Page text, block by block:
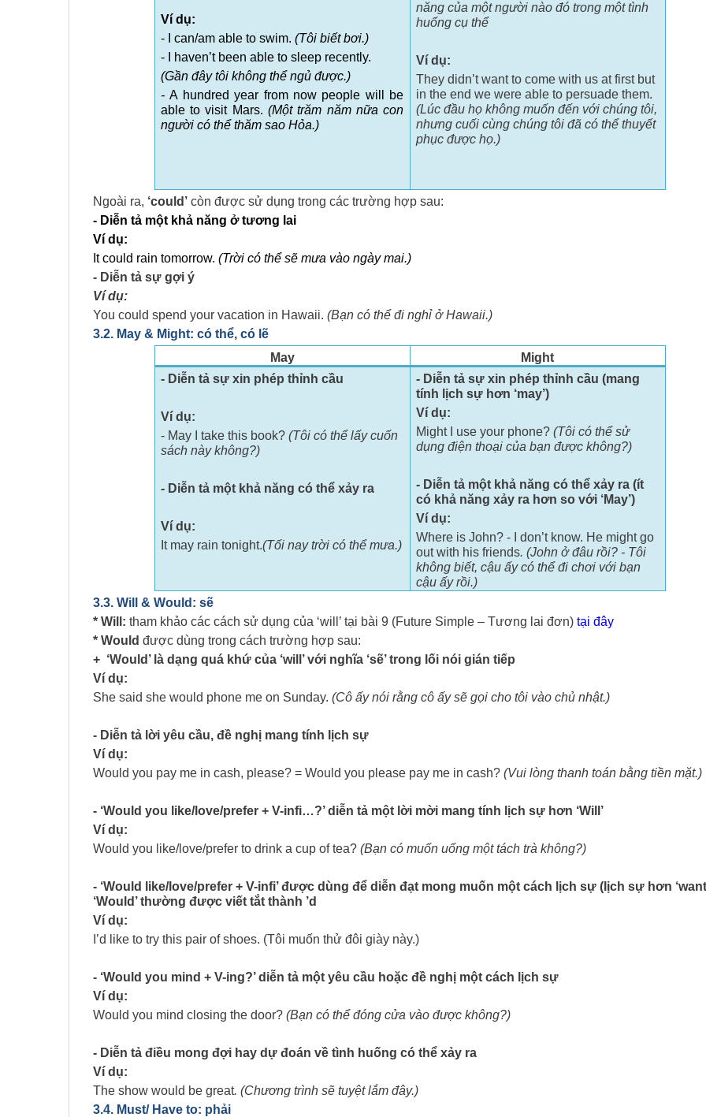
Ví dụ:
- I can/am able to swim. (Tôi biết bơi.)
- I haven’t been able to sleep recently.
(Gần đây tôi không thể ngủ được.)
-A hundred year from now people will be
able to visit Mars. (Một trăm năm nữa con
người có thể thăm sao Hỏa.)
năng của một người nào đó trong một tình
huống cụ thể
Ví dụ:
They didn’t want to come with us at first but
in the end we were able to persuade them.
(Lúc đầu họ không muốn đến với chúng tôi,
nhưng cuối cùng chúng tôi đã có thể thuyết
phục được họ.)
Ngoài ra, ‘could’ còn được sử dụng trong các trường hợp sau:
- Diễn tả một khả năng ở tương lai
Ví dụ:
It could rain tomorrow. (Trời có thể sẽ mưa vào ngày mai.)
- Diễn tả sự gợi ý
Ví dụ:
You could spend your vacation in Hawaii. (Bạn có thể đi nghỉ ở Hawaii.)
3.2. May & Might: có thể, có lẽ
May
Might
- Diễn tả sự xin phép thỉnh cầu
Ví dụ:
- May I take this book? (Tôi có thể lấy cuốn
sách này không?)
- Diễn tả một khả năng có thể xảy ra
Ví dụ:
It may rain tonight.(Tối nay trời có thể mưa.)
- Diễn tả sự xin phép thỉnh cầu (mang
tính lịch sự hơn ‘may’)
Ví dụ:
Might I use your phone? (Tôi có thể sử
dụng điện thoại của bạn được không?)
- Diễn tả một khả năng có thể xảy ra (ít
có khả năng xảy ra hơn so với ‘May’)
Ví dụ:
Where is John? - I don’t know. He might go
out with his friends. (John ở đâu rồi? - Tôi
không biết, cậu ấy có thể đi chơi với bạn
cậu ấy rồi.)
3.3. Will & Would: sẽ
* Will: tham khảo các cách sử dụng của ‘will’ tại bài 9 (Future Simple – Tương lai đơn) tại đây
* Would được dùng trong cách trường hợp sau:
+ ‘Would’ là dạng quá khứ của ‘will’ với nghĩa ‘sẽ’ trong lối nói gián tiếp
Ví dụ:
She said she would phone me on Sunday. (Cô ấy nói rằng cô ấy sẽ gọi cho tôi vào chủ nhật.)
- Diễn tả lời yêu cầu, đề nghị mang tính lịch sự
Ví dụ:
Would you pay me in cash, please? = Would you please pay me in cash? (Vui lòng thanh toán bằng tiền mặt.)
- ‘Would you like/love/prefer + V-infi…?’ diễn tả một lời mời mang tính lịch sự hơn ‘Will’
Ví dụ:
Would you like/love/prefer to drink a cup of tea? (Bạn có muốn uống một tách trà không?)
- ‘Would like/love/prefer + V-infi’ được dùng để diễn đạt mong muốn một cách lịch sự (lịch sự hơn
‘Would’ thường được viết tắt thành ’d
Ví dụ:
I’d like to try this pair of shoes. (Tôi muốn thử đôi giày này.)
- ‘Would you mind + V-ing?’ diễn tả một yêu cầu hoặc đề nghị một cách lịch sự
Ví dụ:
Would you mind closing the door? (Bạn có thể đóng cửa vào được không?)
- Diễn tả điều mong đợi hay dự đoán về tình huống có thể xảy ra
Ví dụ:
The show would be great. (Chương trình sẽ tuyệt lắm đây.)
3.4. Must/ Have to: phải